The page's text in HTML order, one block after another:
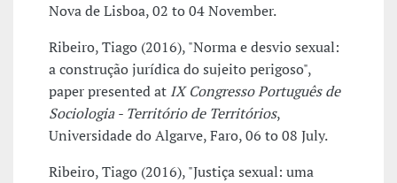
Nova de Lisboa, 02 to 04 November.
Ribeiro, Tiago (2016), "Norma e desvio sexual:
a construção jurídica do sujeito perigoso",
paper presented at IX Congresso Português de
Sociologia - Território de Territórios,
Universidade do Algarve, Faro, 06 to 08 July.
Ribeiro, Tiago (2016), "Justiça sexual: uma